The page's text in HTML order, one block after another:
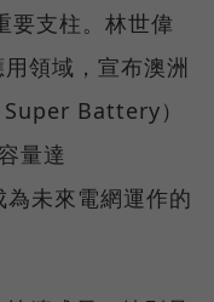
要支柱。林世偉
領域，宣布澳洲
Battery）
量達
未來電網運作的